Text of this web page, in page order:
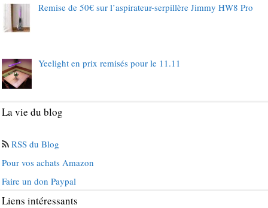
Remise de 50€ sur l’aspirateur-serpillère Jimmy HW8 Pro
Yeelight en prix remisés pour le 11.11
La vie du blog
RSS du Blog
Pour vos achats Amazon
Faire un don Paypal
Liens intéressants